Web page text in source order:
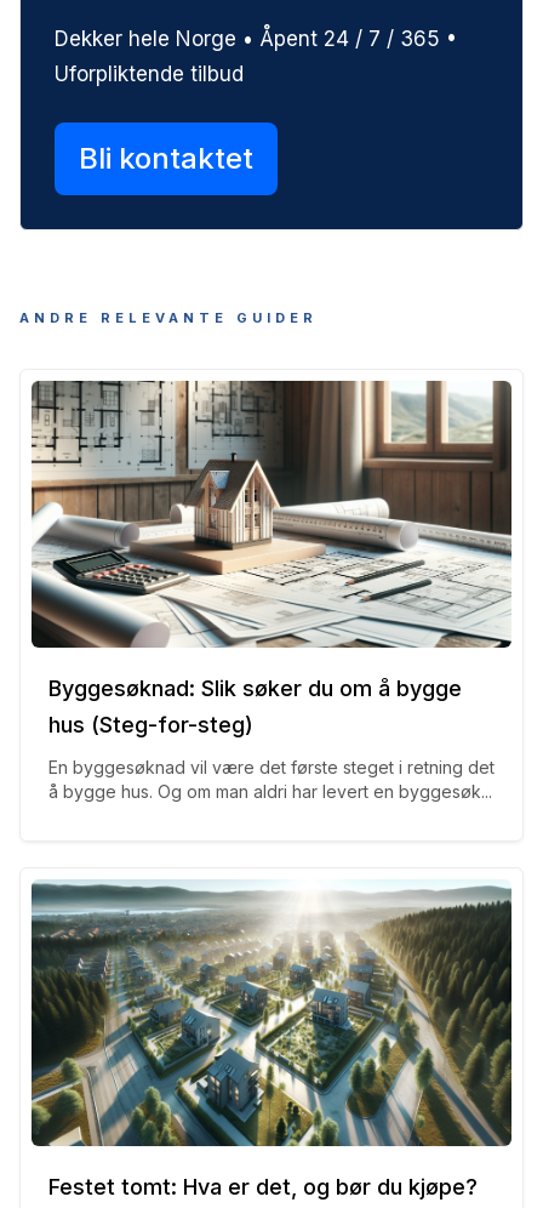
Dekker hele Norge • Åpent 24 / 7 / 365 •
Uforpliktende tilbud
Bli kontaktet
ANDRE RELEVANTE GUIDER
Byggesøknad: Slik søker du om å bygge
hus (Steg-for-steg)
En byggesøknad vil være det første steget i retning det
å bygge hus. Og om man aldri har levert en byggesøk...
Festet tomt: Hva er det, og bør du kjøpe?